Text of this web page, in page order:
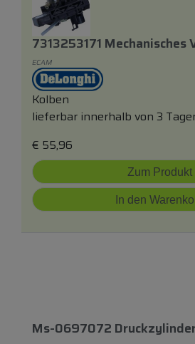
7313253171 Mechanisches
ECAM
Kolben
lieferbar innerhalb von 3
€ 55,96
Zum Produkt
In den
Ms-0697072